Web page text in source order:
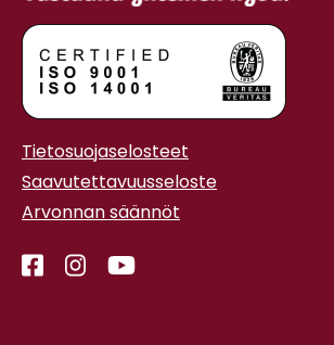
Tietosuojaselosteet
Saavutettavuusseloste
Arvonnan säännöt